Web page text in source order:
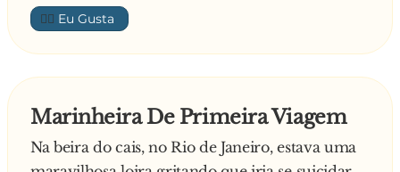
👍🏼
Marinheira De Primeira Viagem
Na beira do cais, no Rio de Janeiro, estava uma